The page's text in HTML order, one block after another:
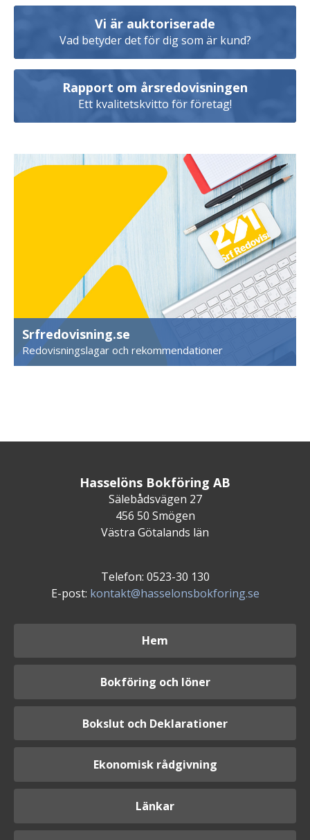
Vi är auktoriserade
Vad betyder det för dig som är kund?
Rapport om årsredovisningen
Ett kvalitetskvitto för företag!
Srfredovisning.se
Redovisningslagar och rekommendationer
Hasselöns Bokföring AB
Sälebådsvägen 27
456 50 Smögen
Västra Götalands län
Telefon: 0523-30 130
E-post: kontakt@hasselonsbokforing.se
Hem
Bokföring och löner
Bokslut och Deklarationer
Ekonomisk rådgivning
Länkar